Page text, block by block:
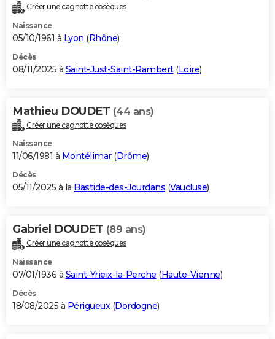
Créer une cagnotte obsèques
Naissance
05/10/1961 à Lyon (Rhône)
Décès
08/11/2025 à Saint-Just-Saint-Rambert(Loire)
Mathieu DOUDET (44 ans)
Créer une cagnotte obsèques
Naissance
11/06/1981 à Montélimar(Drôme)
Décès
05/11/2025 à la Bastide-des-Jourdans (Vaucluse)
Gabriel DOUDET (89 ans)
Créer une cagnotte obsèques
Naissance
07/01/1936 à Saint-Yrieix-la-Perche (Haute-Vienne)
Décès
18/08/2025 à Périgueux(Dordogne)